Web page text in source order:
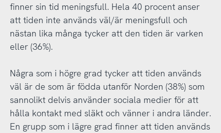
finner sin tid meningsfull. Hela 40 procent anser
att tiden inte används väl/är meningsfull och
nästan lika många tycker att den tiden är varken
eller (36%).
Några som i högre grad tycker att tiden används
väl är de som är födda utanför Norden (38%) som
sannolikt delvis använder sociala medier för att
hålla kontakt med släkt och vänner i andra länder.
En grupp som i lägre grad finner att tiden används